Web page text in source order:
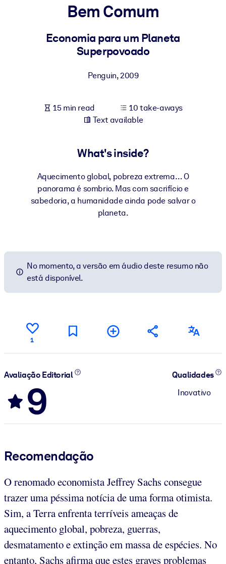
For LMS/LXP
Bring bite-sized, verified knowledge into your LMS/LXP for
For Corporate Libraries
knowledge.
Bem Comum
Economia para um Planeta
Superpovoado
Penguin,2009
15 min read
10 take-aways
Text available
What's inside?
Aquecimento global, pobreza extrema… O
panorama é sombrio. Mas com sacrifício e
sabedoria, a humanidade ainda pode salvar o
planeta.
No momento, a versão em áudio deste resumo não
está disponível.
1
Avaliação Editorial
9
Qualidades
Inovativo
Recomendação
O renomado economista Jeffrey Sachs consegue
trazer uma péssima notícia de uma forma otimista.
Sim, a Terra enfrenta terríveis ameaças de
aquecimento global, pobreza, guerras,
desmatamento e extinção em massa de espécies. No
entanto, Sachs afirma que estes graves problemas